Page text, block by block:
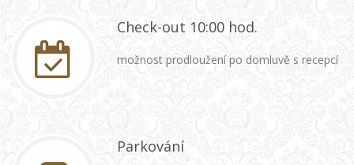
Check-out 10:00 hod.
možnost prodloužení po domluvě s recepcí
Parkování